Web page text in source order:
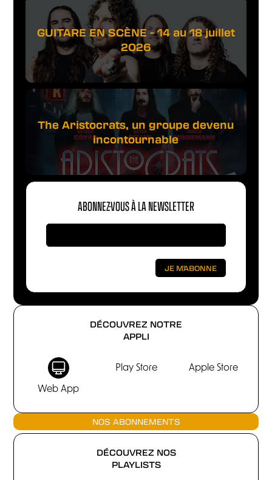
DÉCOUVREZ NOTRE
APPLI
Web App
Play Store Apple Store
NOS ABONNEMENTS
DÉCOUVREZ NOS
PLAYLISTS
GUITARE EN SCÈNE - 14 au 18 juillet
2026
The Aristocrats, un groupe devenu
incontournable
ABONNEZ-VOUS À LA NEWSLETTER